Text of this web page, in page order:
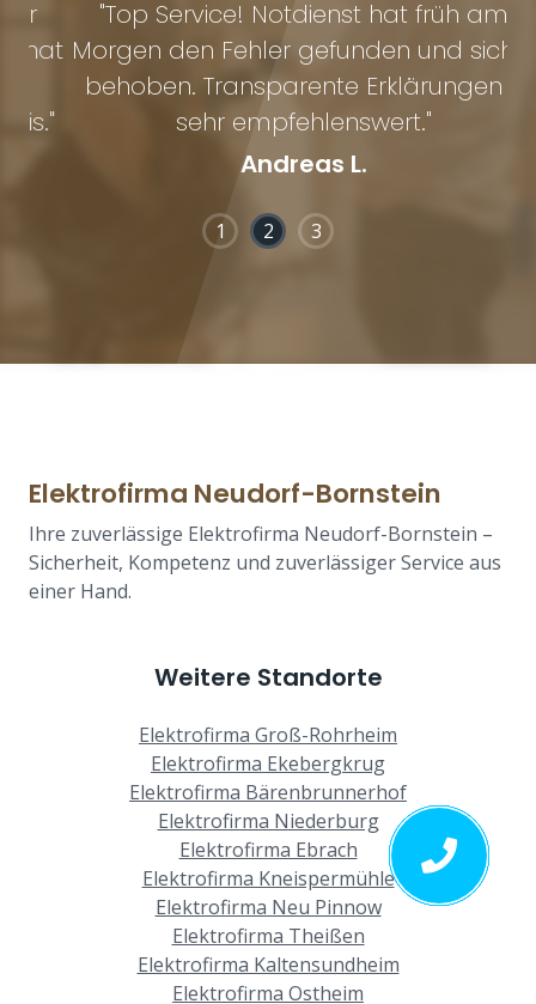
"Top Service! Notdienst hat früh am
Morgen den Fehler gefunden und sicher
behoben. Transparente Erklärungen –
sehr empfehlenswert."
Andreas L.
1 2 3
Elektrofirma Neudorf-Bornstein
Ihre zuverlässige Elektrofirma Neudorf-Bornstein –
Sicherheit, Kompetenz und zuverlässiger Service aus
einer Hand.
Weitere Standorte
Elektrofirma Groß-Rohrheim
Elektrofirma Ekebergkrug
Elektrofirma Bärenbrunnerhof
Elektrofirma Niederburg
Elektrofirma Ebrach
Elektrofirma Kneispermühle
Elektrofirma Neu Pinnow
Elektrofirma Theißen
Elektrofirma Kaltensundheim
Elektrofirma Ostheim